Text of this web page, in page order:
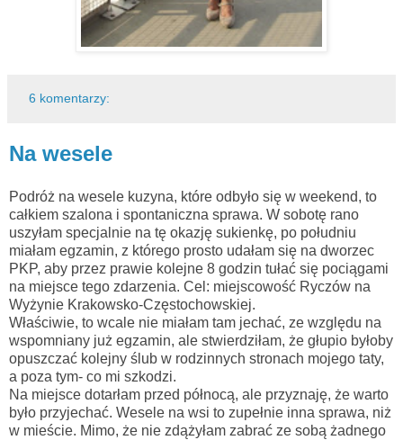
6 komentarzy:
Na wesele
Podróż na wesele kuzyna, które odbyło się w weekend, to
całkiem szalona i spontaniczna sprawa. W sobotę rano
uszyłam specjalnie na tę okazję sukienkę, po południu
miałam egzamin, z którego prosto udałam się na dworzec
PKP, aby przez prawie kolejne 8 godzin tułać się pociągami
na miejsce tego zdarzenia. Cel: miejscowość Ryczów na
Wyżynie Krakowsko-Częstochowskiej.
Właściwie, to wcale nie miałam tam jechać, ze względu na
wspomniany już egzamin, ale stwierdziłam, że głupio byłoby
opuszczać kolejny ślub w rodzinnych stronach mojego taty,
a poza tym- co mi szkodzi.
Na miejsce dotarłam przed północą, ale przyznaję, że warto
było przyjechać. Wesele na wsi to zupełnie inna sprawa, niż
w mieście. Mimo, że nie zdążyłam zabrać ze sobą żadnego